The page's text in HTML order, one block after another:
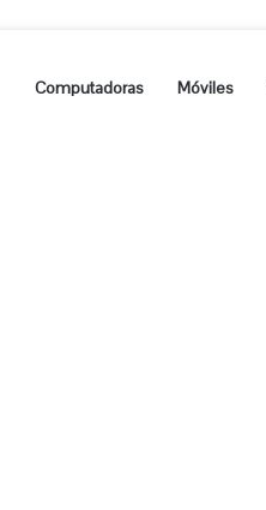
Computadoras Móviles